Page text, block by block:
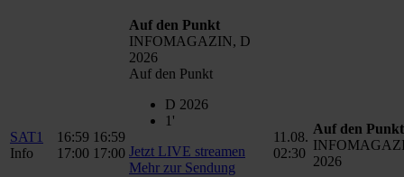
SAT1
Info
16:59
17:00
16:59
17:00
Auf den Punkt
INFOMAGAZIN, D
2026
Auf den Punkt
D 2026
1'
Jetzt LIVE streamen
Mehr zur Sendung
11.08.
02:30
Auf den Punkt
2026